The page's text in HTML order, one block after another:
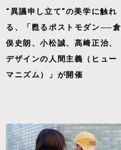
“異議申し立て”の美学に触れ
る、「甦るポストモダン──倉
俣史朗、小松誠、髙﨑正治、
デザインの人間主義（ヒュー
マニズム）」が開催